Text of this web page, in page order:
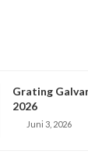
Grating
2026
Juni 3, 2026